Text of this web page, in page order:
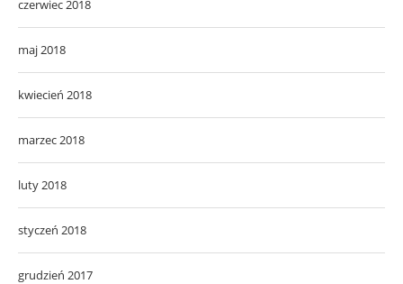
czerwiec 2018
maj 2018
kwiecień 2018
marzec 2018
luty 2018
styczeń 2018
grudzień 2017